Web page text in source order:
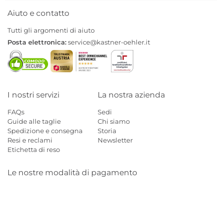
Aiuto e contatto
Tutti gli argomenti di aiuto
Posta elettronica:service@kastner-oehler.it
I nostri servizi
FAQs
Guide alle taglie
Spedizione e consegna
Resi e reclami
Etichetta di reso
La nostra azienda
Sedi
Chi siamo
Storia
Newsletter
Le nostre modalità di pagamento